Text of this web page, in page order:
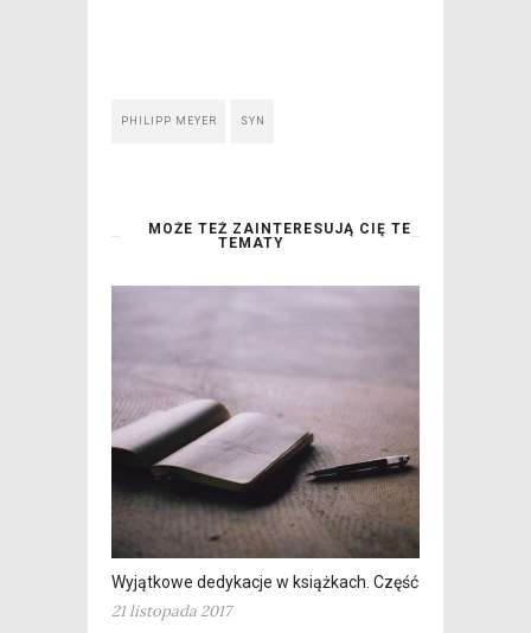
PHILIPP MEYER SYN
MOŻE TEŻ ZAINTERESUJĄ CIĘ TE
TEMATY
Wyjątkowe dedykacje w książkach. Część 2
21 listopada 2017